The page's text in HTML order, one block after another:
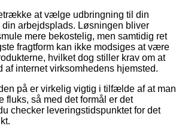
at vælge udbringning til din
din arbejdsplads. Løsningen bliver
mere bekostelig, men samtidig ret
fragtform kan ikke modsiges at være
hvilket dog stiller krav om at
af internet virksomhedens hjemsted.
på er virkelig vigtig i tilfælde af at man
fluks, så med det formål er det
checker leveringstidspunktet for det